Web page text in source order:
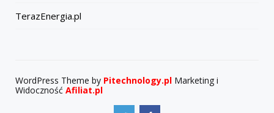
TerazEnergia.pl
WordPress Theme by Pitechnology.pl Marketing i
Widoczność Afiliat.pl